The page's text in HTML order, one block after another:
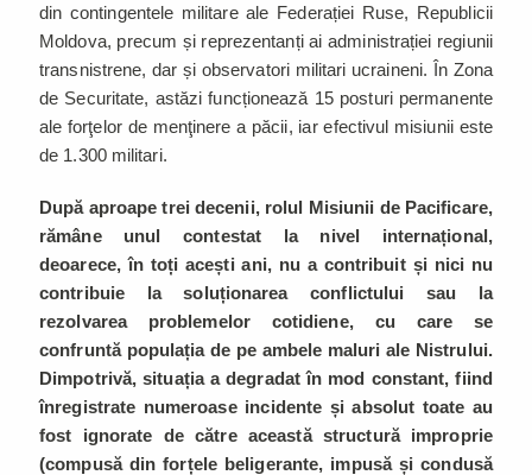
din contingentele militare ale Federației Ruse, Republicii
Moldova, precum și reprezentanți ai administrației regiunii
transnistrene, dar și observatori militari ucraineni. În Zona
de Securitate, astăzi funcționează 15 posturi permanente
ale forţelor de menţinere a păcii, iar efectivul misiunii este
de 1.300 militari.
După aproape trei decenii, rolul Misiunii de Pacificare,
rămâne unul contestat la nivel internațional,
deoarece, în toți acești ani, nu a contribuit și nici nu
contribuie la soluționarea conflictului sau la
rezolvarea problemelor cotidiene, cu care se
confruntă populația de pe ambele maluri ale Nistrului.
Dimpotrivă, situația a degradat în mod constant, fiind
înregistrate numeroase incidente și absolut toate au
fost ignorate de către această structură improprie
(compusă din forțele beligerante, impusă și condusă